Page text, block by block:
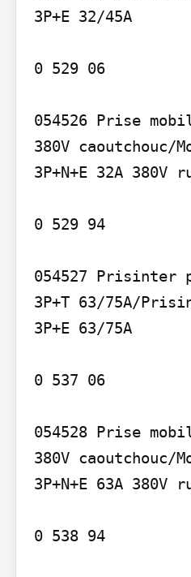
3P+E 32/45A
0 529 06
054526 Prise
380V caoutchouc/
3P+N+E 32A 380V
0 529 94
054527 Prisinter
3P+T 63/75A/
3P+E 63/75A
0 537 06
054528 Prise
380V caoutchouc/
3P+N+E 63A 380V
0 538 94